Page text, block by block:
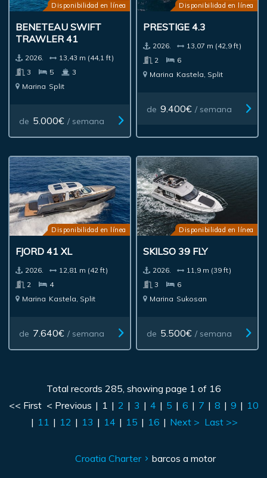
Disponibilidad en línea
BENETEAU SWIFT
TRAWLER 41
2026.
13,43 m (44,1 ft)
3
5
3
Marina Split
de 5.000€ / semana
Disponibilidad en línea
PRESTIGE 4.3
2026.
13,07 m (42,9 ft)
2
6
Marina Kastela, Split
de 9.400€ / semana
Disponibilidad en línea
FJORD 41 XL
2026.
12,81 m (42 ft)
2
4
Marina Kastela, Split
de 7.640€ / semana
Disponibilidad en línea
SKILSO 39 FLY
2026.
11,9 m (39 ft)
3
6
Marina Sukosan
de 5.500€ / semana
Total records 285, showing page 1 of 16
<< First < Previous | 1 | 2 | 3 | 4 | 5 | 6 | 7 | 8 | 9 | 10
| 11 | 12 | 13 | 14 | 15 | 16 | Next > Last >>
Croatia Charter barcos a motor